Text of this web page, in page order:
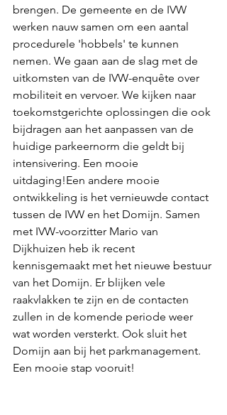
brengen. De gemeente en de IVW
werken nauw samen om een aantal
procedurele 'hobbels' te kunnen
nemen. We gaan aan de slag met de
uitkomsten van de IVW-enquête over
mobiliteit en vervoer. We kijken naar
toekomstgerichte oplossingen die ook
bijdragen aan het aanpassen van de
huidige parkeernorm die geldt bij
intensivering. Een mooie
uitdaging!Een andere mooie
ontwikkeling is het vernieuwde contact
tussen de IVW en het Domijn. Samen
met IVW-voorzitter Mario van
Dijkhuizen heb ik recent
kennisgemaakt met het nieuwe bestuur
van het Domijn. Er blijken vele
raakvlakken te zijn en de contacten
zullen in de komende periode weer
wat worden versterkt. Ook sluit het
Domijn aan bij het parkmanagement.
Een mooie stap vooruit!